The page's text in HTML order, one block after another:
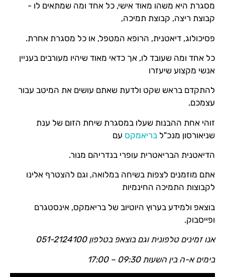
מסגרת היא משהו מאוד אישי, כל אחד ומה שמתאים לו -
קבוצת ריצה, קבוצת תמיכה,
פסיכולוג, דיאטנית, הרופא המטפל, או כל מסגרת אחרת.
כל אחד ומה שעובד לו, אך כדאי מאוד שיהיו מעורבים בעניין
אנשי מקצוע שיעזרו
להתקדם בראש שקט ולדעת שאתם עושים את המיטב עבור
עצמכם.
זוהי אחת ההבנות שעלו במסגרת שיחת הזום של ענת
שניאורסון מנכ"ל בריאמקסעם
הדיאטנית הבריאטרית עופרי בנדריהם מנור.
אתם מוזמנים לצפות בשיחה במלואה, וגם להצטרף אלינו
לקבוצות התמיכה החינמיות
בוצאפ ולמידע בערוץ היוטיוב של בריאמקס, אינסטגרם
ופייסבוק.
אנו זמינים טלפונית וגם בוצאפ בטלפון 051-2124100
בימים א-ה בין השעות 09:30 – 17:00